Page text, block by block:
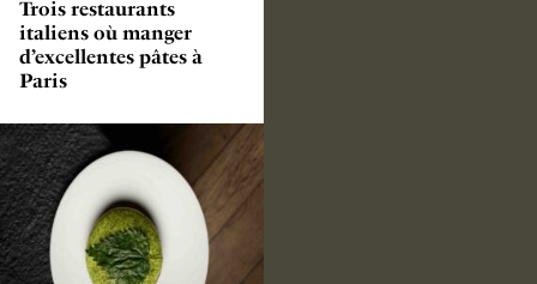
Trois restaurants
italiens où manger
d’excellentes pâtes à
Paris